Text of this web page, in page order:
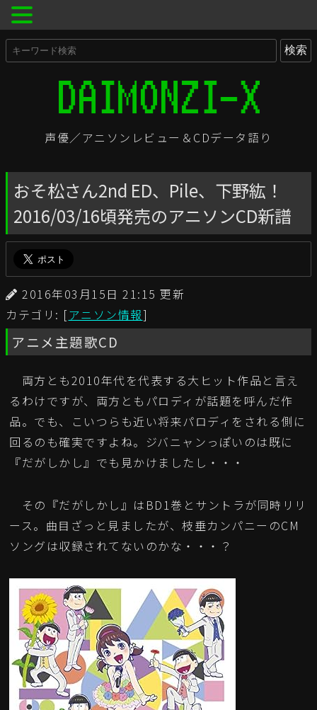
声優／アニソンレビュー＆CDデータ語り
おそ松さん2nd ED、Pile、下野紘！
2016/03/16頃発売のアニソンCD新譜
2016年03月15日 21:15 更新
カテゴリ: [アニソン情報]
アニメ主題歌CD
両方とも2010年代を代表する大ヒット作品と言え
るわけですが、両方ともパロディが話題を呼んだ作
品。でも、こいつらも近い将来パロディをされる側に
回るのも確実ですよね。ジバニャンっぽいのは既に
『だがしかし』でも見かけましたし・・・
その『だがしかし』はBD1巻とサントラが同時リリ
ース。曲目ざっと見ましたが、枝垂カンパニーのCM
ソングは収録されてないのかな・・・？